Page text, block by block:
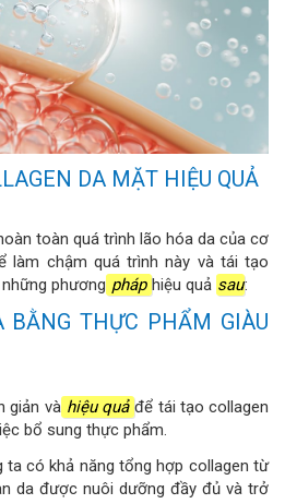
DA MẶT HIỆU QUẢ
toàn quá trình lão hóa da của cơ
làm chậm quá trình này và tái tạo
phương pháp hiệu quả sau:
BẰNG THỰC PHẨM GIÀU
giản và hiệu quả để tái tạo collagen
bổ sung thực phẩm.
ta có khả năng tổng hợp collagen từ
da được nuôi dưỡng đầy đủ và trở